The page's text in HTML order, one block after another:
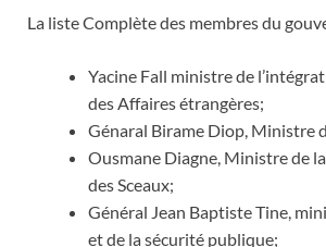
La liste Complète des membres du
Yacine Fall ministre de
des Affaires étrangères;
Génaral Birame Diop, Ministre
Ousmane Diagne, Ministre de
des Sceaux;
Général Jean Baptiste Tine,
et de la sécurité publique;